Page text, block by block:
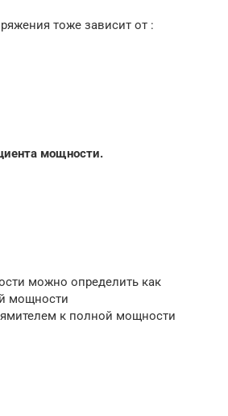
тоже зависит от :
мощности.
можно определить как
мощности
к полной мощности